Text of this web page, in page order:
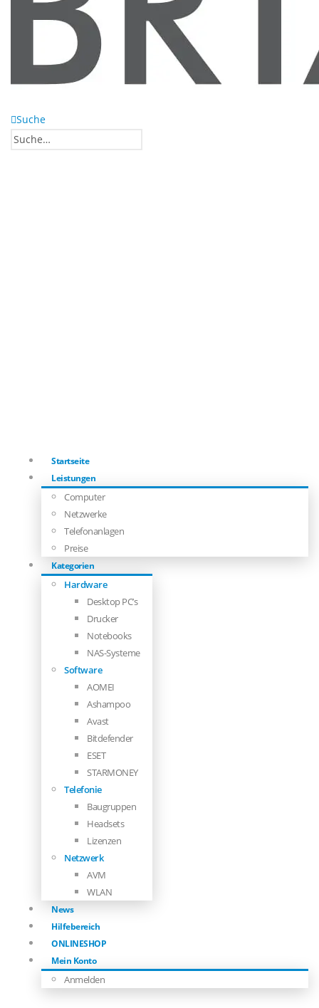
Suche
Startseite
Leistungen
Computer
Netzwerke
Telefonanlagen
Preise
Kategorien
Hardware
Desktop PC’s
Drucker
Notebooks
NAS-Systeme
Software
AOMEI
Ashampoo
Avast
Bitdefender
ESET
STARMONEY
Telefonie
Baugruppen
Headsets
Lizenzen
Netzwerk
AVM
WLAN
News
Hilfebereich
ONLINESHOP
Mein Konto
Anmelden